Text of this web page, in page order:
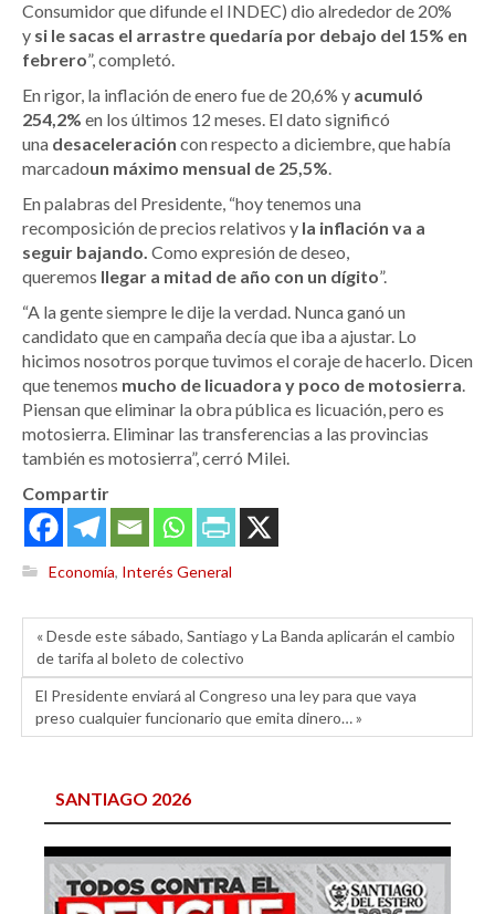
Consumidor que difunde el INDEC) dio alrededor de 20%
y si le sacas el arrastre quedaría por debajo del 15% en
febrero”, completó.
En rigor, la inflación de enero fue de 20,6% y acumuló
254,2% en los últimos 12 meses. El dato significó
una desaceleración con respecto a diciembre, que había
marcadoun máximo mensual de 25,5%
En palabras del Presidente, “hoy tenemos una
recomposición de precios relativos y la inflación va a
seguir bajando. Como expresión de deseo,
queremos llegar a mitad de año con un dígito”.
“A la gente siempre le dije la verdad. Nunca ganó un
candidato que en campaña decía que iba a ajustar. Lo
hicimos nosotros porque tuvimos el coraje de hacerlo. Dicen
que tenemos mucho de licuadora y poco de motosierra
Piensan que eliminar la obra pública es licuación, pero es
motosierra. Eliminar las transferencias a las provincias
también es motosierra”, cerró Milei.
Compartir
Economía, Interés General
« Desde este sábado, Santiago y La Banda aplicarán el cambio
de tarifa al boleto de colectivo
El Presidente enviará al Congreso una ley para que vaya
preso cualquier funcionario que emita dinero… »
SANTIAGO 2026